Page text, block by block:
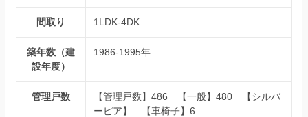
間取り 1LDK-4DK
築年数（建
設年度）
1986-1995年
管理戸数
【管理戸数】486 【一般】480 【シルバ
ーピア】 【車椅子】6